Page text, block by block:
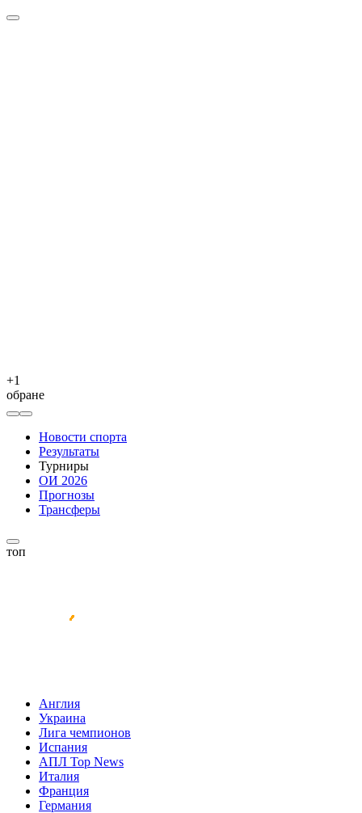
+1
обране
Новости спорта
Результаты
Турниры
ОИ 2026
Прогнозы
Трансферы
топ
Англия
Украина
Лига чемпионов
Испания
АПЛ Top News
Италия
Франция
Германия